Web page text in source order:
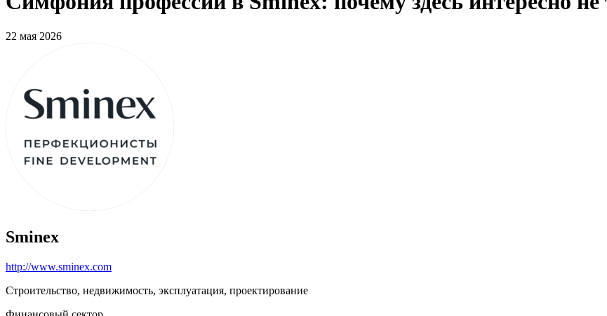
22 мая 2026
Sminex
http://www.sminex.com
Строительство, недвижимость, эксплуатация, проектирование